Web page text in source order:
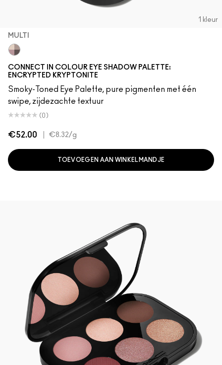
1 kleur
MULTI
CONNECT IN COLOUR EYE SHADOW PALETTE:
ENCRYPTED KRYPTONITE
Smoky-Toned Eye Palette, pure pigmenten met één
swipe, zijdezachte textuur
(0)
€52.00 €8.32/g
TOEVOEGEN AAN WINKELMANDJE